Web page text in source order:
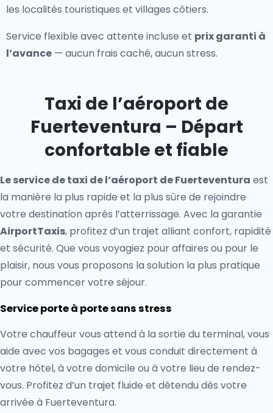
les localités touristiques et villages côtiers.
Service flexible avec attente incluse et prix garanti à
l’avance — aucun frais caché, aucun stress.
Taxi de l’aéroport de
Fuerteventura – Départ
confortable et fiable
Le service de taxi de l’aéroport de Fuerteventura est
la manière la plus rapide et la plus sûre de rejoindre
votre destination après l’atterrissage. Avec la garantie
AirportTaxis, profitez d’un trajet alliant confort, rapidité
et sécurité. Que vous voyagiez pour affaires ou pour le
plaisir, nous vous proposons la solution la plus pratique
pour commencer votre séjour.
Service porte à porte sans stress
Votre chauffeur vous attend à la sortie du terminal, vous
aide avec vos bagages et vous conduit directement à
votre hôtel, à votre domicile ou à votre lieu de rendez-
vous. Profitez d’un trajet fluide et détendu dès votre
arrivée à Fuerteventura.